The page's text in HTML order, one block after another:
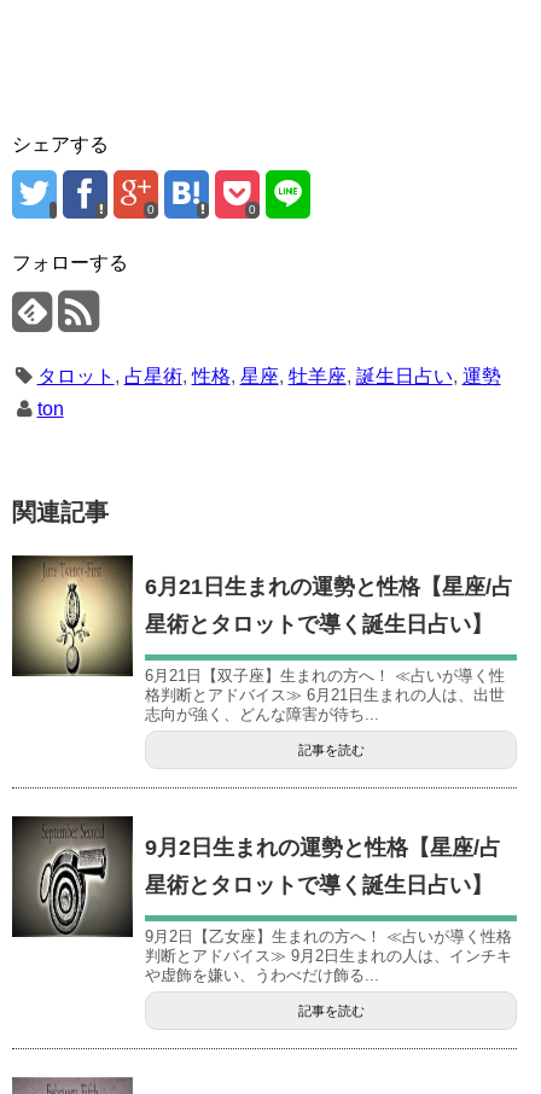
シェアする
0 0
フォローする
タロット , 占星術,性格, 星座, 牡羊座, 誕生日占い, 運勢
ton
関連記事
6月21日生まれの運勢と性格【星座/占
星術とタロットで導く誕生日占い】
6月21日【双子座】生まれの方へ！ ≪占いが導く性
格判断とアドバイス≫ 6月21日生まれの人は、出世
志向が強く、どんな障害が待ち...
記事を読む
9月2日生まれの運勢と性格【星座/占
星術とタロットで導く誕生日占い】
9月2日【乙女座】生まれの方へ！ ≪占いが導く性格
判断とアドバイス≫ 9月2日生まれの人は、インチキ
や虚飾を嫌い、うわべだけ飾る...
記事を読む